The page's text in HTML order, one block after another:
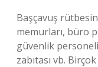
Başçavuş
memurları, büro
güvenlik
zabıtası vb.